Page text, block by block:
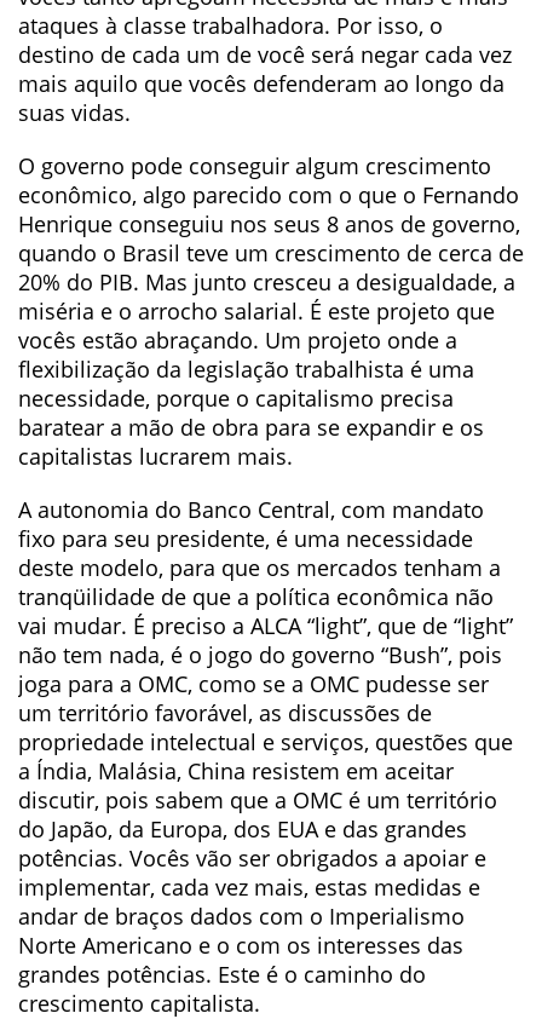
ataques à classe trabalhadora. Por isso, o
destino de cada um de você será negar cada vez
mais aquilo que vocês defenderam ao longo da
suas vidas.
O governo pode conseguir algum crescimento
econômico, algo parecido com o que o Fernando
Henrique conseguiu nos seus 8 anos de governo,
quando o Brasil teve um crescimento de cerca de
20% do PIB. Mas junto cresceu a desigualdade, a
miséria e o arrocho salarial. É este projeto que
vocês estão abraçando. Um projeto onde a
flexibilização da legislação trabalhista é uma
necessidade, porque o capitalismo precisa
baratear a mão de obra para se expandir e os
capitalistas lucrarem mais.
A autonomia do Banco Central, com mandato
fixo para seu presidente, é uma necessidade
deste modelo, para que os mercados tenham a
tranqüilidade de que a política econômica não
vai mudar. É preciso a ALCA “light”, que de “light”
não tem nada, é o jogo do governo “Bush”, pois
joga para a OMC, como se a OMC pudesse ser
um território favorável, as discussões de
propriedade intelectual e serviços, questões que
a Índia, Malásia, China resistem em aceitar
discutir, pois sabem que a OMC é um território
do Japão, da Europa, dos EUA e das grandes
potências. Vocês vão ser obrigados a apoiar e
implementar, cada vez mais, estas medidas e
andar de braços dados com o Imperialismo
Norte Americano e o com os interesses das
grandes potências. Este é o caminho do
crescimento capitalista.